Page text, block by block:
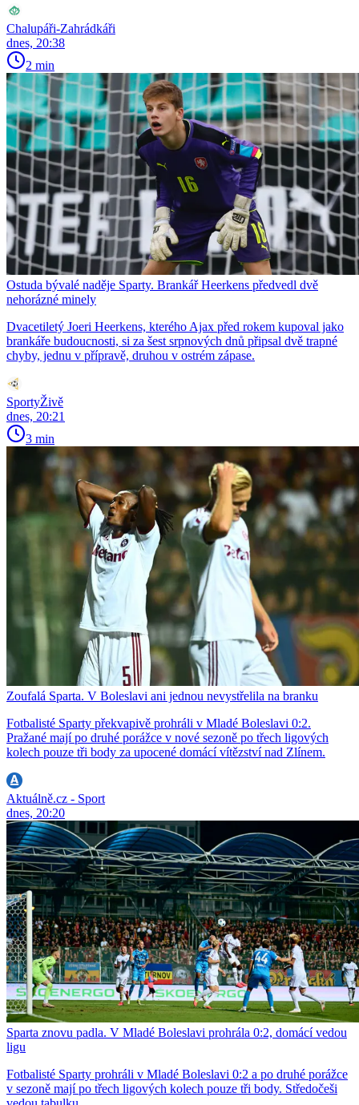
Chalupáři-Zahrádkáři
dnes, 20:38
2 min
Ostuda bývalé naděje Sparty. Brankář Heerkens předvedl dvě
nehorázné minely
Dvacetiletý Joeri Heerkens, kterého Ajax před rokem kupoval jako
brankáře budoucnosti, si za šest srpnových dnů připsal dvě trapné
chyby, jednu v přípravě, druhou v ostrém zápase.
SportyŽivě
dnes, 20:21
3 min
Zoufalá Sparta. V Boleslavi ani jednou nevystřelila na branku
Fotbalisté Sparty překvapivě prohráli v Mladé Boleslavi 0:2.
Pražané mají po druhé porážce v nové sezoně po třech ligových
kolech pouze tři body za upocené domácí vítězství nad Zlínem.
Aktuálně.cz - Sport
dnes, 20:20
Sparta znovu padla. V Mladé Boleslavi prohrála 0:2, domácí vedou
ligu
Fotbalisté Sparty prohráli v Mladé Boleslavi 0:2 a po druhé porážce
v sezoně mají po třech ligových kolech pouze tři body. Středočeši